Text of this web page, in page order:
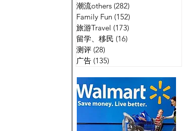
潮流others (282)
Family Fun (152)
旅游Travel (173)
留学、移民 (16)
测评 (28)
广告 (135)